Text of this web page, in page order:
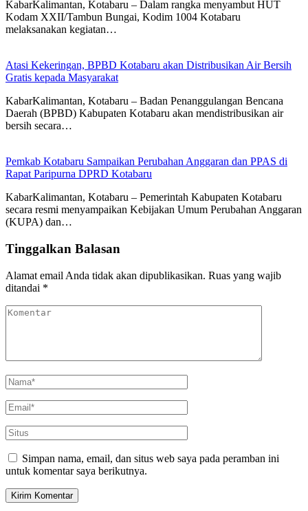
KabarKalimantan, Kotabaru – Dalam rangka menyambut HUT
Kodam XXII/Tambun Bungai, Kodim 1004 Kotabaru
melaksanakan kegiatan…
Atasi Kekeringan, BPBD Kotabaru akan Distribusikan Air Bersih
Gratis kepada Masyarakat
KabarKalimantan, Kotabaru – Badan Penanggulangan Bencana
Daerah (BPBD) Kabupaten Kotabaru akan mendistribusikan air
bersih secara…
Pemkab Kotabaru Sampaikan Perubahan Anggaran dan PPAS di
Rapat Paripurna DPRD Kotabaru
KabarKalimantan, Kotabaru – Pemerintah Kabupaten Kotabaru
secara resmi menyampaikan Kebijakan Umum Perubahan Anggaran
(KUPA) dan…
Tinggalkan Balasan
Alamat email Anda tidak akan dipublikasikan. Ruas yang wajib
ditandai *
Simpan nama, email, dan situs web saya pada peramban ini
untuk komentar saya berikutnya.